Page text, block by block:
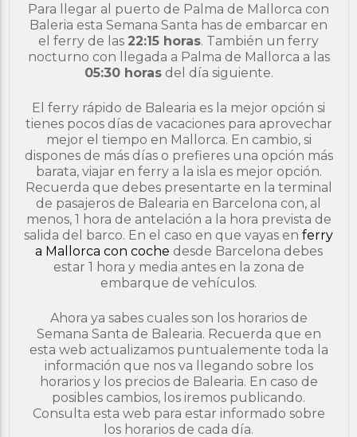
Para llegar al puerto de Palma de Mallorca con
Baleria esta Semana Santa has de embarcar en
el ferry de las 22:15 horas. También un ferry
nocturno con llegada a Palma de Mallorca a las
05:30 horasdel día siguiente.
El ferry rápido de Balearia es la mejor opción si
tienes pocos días de vacaciones para aprovechar
mejor el tiempo en Mallorca. En cambio, si
dispones de más días o prefieres una opción más
barata, viajar en ferry a la isla es mejor opción.
Recuerda que debes presentarte en la terminal
de pasajeros de Balearia en Barcelona con, al
menos, 1 hora de antelación a la hora prevista de
salida del barco. En el caso en que vayas en ferry
a Mallorca con coche desde Barcelona debes
estar 1 hora y media antes en la zona de
embarque de vehículos.
Ahora ya sabes cuales son los horarios de
Semana Santa de Balearia. Recuerda que en
esta web actualizamos puntualemente toda la
información que nos va llegando sobre los
horarios y los precios de Balearia. En caso de
posibles cambios, los iremos publicando.
Consulta esta web para estar informado sobre
los horarios de cada día.